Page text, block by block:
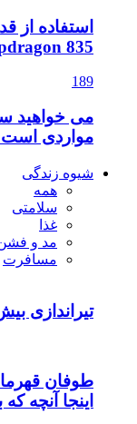
835
189
می خواهید
مواردی است
شیوه زندگی
همه
سلامتی
غذا
مد و
مسافرت
تیراندازی بیش از 40 سال رژه
اینجا آنچه که